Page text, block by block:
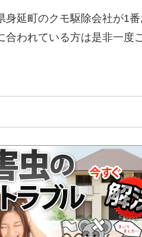
身延町のクモ駆除会社が1
われている方は是非一度